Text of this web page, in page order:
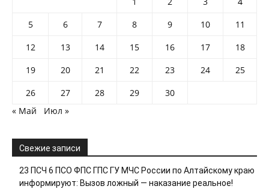
5
6 7 8 9 10
11
12
13 14 15 16 17
18
19
20 21 22 23 24
25
26
27 28 29
30
« Май
Июл »
Свежие записи
23 ПСЧ 6 ПСО ФПС ГПС ГУ МЧС России по Алтайскому краю
информируют: Вызов ложный — наказание реальное!